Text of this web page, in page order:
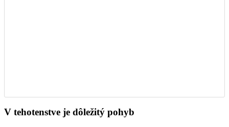
V tehotenstve je dôležitý pohyb